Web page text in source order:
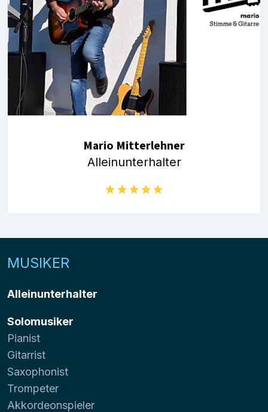
Mario Mitterlehner
Alleinunterhalter
MUSIKER
Alleinunterhalter
Solomusiker
Pianist
Gitarrist
Saxophonist
Trompeter
Akkordeonspieler